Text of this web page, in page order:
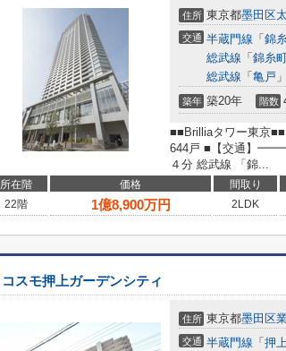
住所 東京都墨田区
交通 半蔵門線 「 錦
総武線 「 錦糸
総武線 「 亀戸
築年 築20年 階数
■■Brilliaタワー東京
644戸 ■【交通】
４分 総武線 「錦...
所在階 価格 間取り
22階
1億8,900万円 2LDK
コスモ押上ガーデンシティ
住所 東京都墨田区
交通 半蔵門線 「 押